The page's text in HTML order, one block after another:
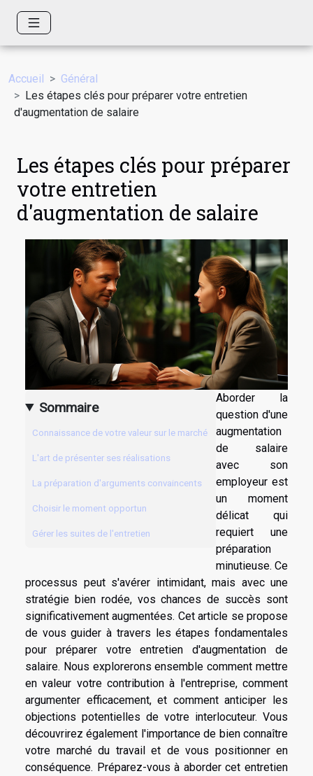
Accueil
Général
Les étapes clés pour préparer votre entretien
d'augmentation de salaire
Les étapes clés pour préparer
votre entretien
d'augmentation de salaire
Sommaire
Connaissance de votre valeur sur le marché
L'art de présenter ses réalisations
La préparation d'arguments convaincents
Choisir le moment opportun
Gérer les suites de l'entretien
Aborder la
question d'une
augmentation
de salaire
avec son
employeur est
un moment
délicat qui
requiert une
préparation
minutieuse. Ce
processus peut s'avérer intimidant, mais avec une
stratégie bien rodée, vos chances de succès sont
significativement augmentées. Cet article se propose
de vous guider à travers les étapes fondamentales
pour préparer votre entretien d'augmentation de
salaire. Nous explorerons ensemble comment mettre
en valeur votre contribution à l'entreprise, comment
argumenter efficacement, et comment anticiper les
objections potentielles de votre interlocuteur. Vous
découvrirez également l'importance de bien connaître
votre marché du travail et de vous positionner en
conséquence. Préparez-vous à aborder cet entretien